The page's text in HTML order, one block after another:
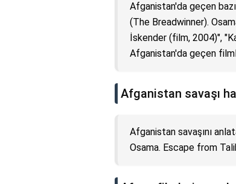
Afganistan'da geçen
(The Breadwinner).
İskender (film, 2004)",
Afganistan'da geçen
Afganistan savaşı
Afganistan savaşını
Osama. Escape from